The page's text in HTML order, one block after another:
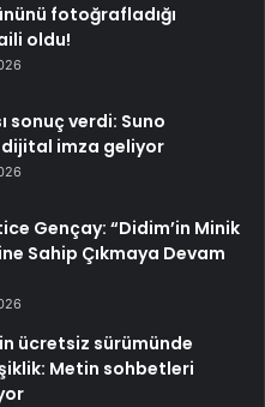
fotoğrafladığı
oldu!
sonuç verdi: Suno
dijital imza geliyor
Gençay: “Didim’in Minik
Sahip Çıkmaya Devam
ücretsiz sürümünde
Metin sohbetleri